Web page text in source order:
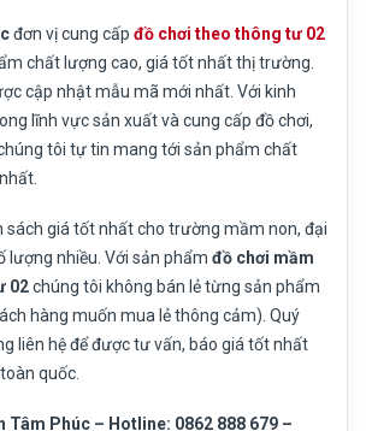
đơn vị cung cấp đồ chơi theo thông tư 02
chất lượng cao, giá tốt nhất thị trường.
cập nhật mẫu mã mới nhất. Với kinh
lĩnh vực sản xuất và cung cấp đồ chơi,
tôi tự tin mang tới sản phẩm chất
sách giá tốt nhất cho trường mầm non, đại
lượng nhiều. Với sản phẩm đồ chơi mầm
02chúng tôi không bán lẻ từng sản phẩm
hàng muốn mua lẻ thông cảm). Quý
liên hệ để được tư vấn, báo giá tốt nhất
quốc.
Tâm Phúc – Hotline: 0862 888 679 –